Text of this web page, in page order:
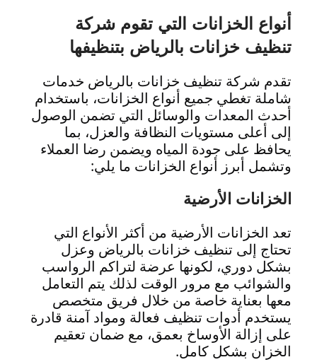
أنواع الخزانات التي تقوم شركة
تنظيف خزانات بالرياض بتنظيفها
تقدم شركة تنظيف خزانات بالرياض خدمات
شاملة تغطي جميع أنواع الخزانات، باستخدام
أحدث المعدات والوسائل التي تضمن الوصول
إلى أعلى مستويات النظافة والعزل، بما
يحافظ على جودة المياه ويضمن رضا العملاء
وتشمل أبرز أنواع الخزانات ما يلي:
الخزانات الأرضية
تعد الخزانات الأرضية من أكثر الأنواع التي
تحتاج إلى تنظيف خزانات بالرياض وعزل
بشكل دوري، لكونها عرضة لتراكم الرواسب
والشوائب مع مرور الوقت لذلك يتم التعامل
معها بعناية خاصة من خلال فريق متخصص
يستخدم أدوات تنظيف فعالة ومواد آمنة قادرة
على إزالة الأوساخ بعمق، مع ضمان تعقيم
الخزان بشكل كامل.